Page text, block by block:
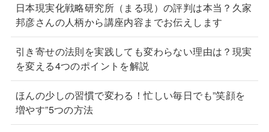
日本現実化戦略研究所（まる現）の評判は本当？久家
邦彦さんの人柄から講座内容までお伝えします
引き寄せの法則を実践しても変わらない理由は？現実
を変える4つのポイントを解説
ほんの少しの習慣で変わる！忙しい毎日でも”笑顔を
増やす”5つの方法